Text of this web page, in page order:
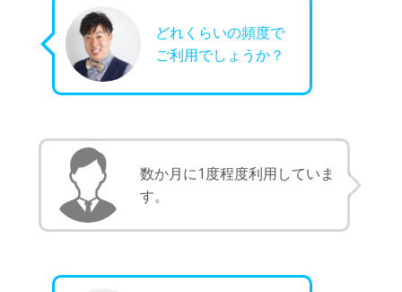
どれくらいの頻度で
ご利用でしょうか？
数か月に1度程度利用していま
す。